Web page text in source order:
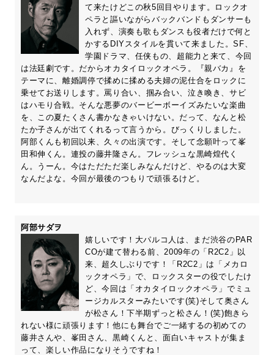
て来たけどこの秋5回目やります。ロックオ
ペラと謳いながらバックバンドもダンサーも
入れず、演奏も歌もダンスも役者だけで何と
かするDIYスタイルを貫いて来ました。SF、
学園ドラマ、任侠もの、超能力と来て、今回
は法廷劇です。だからオカタイロックオペラ。『親バカ』を
テーマに、離婚調停で揉めに揉める夫婦の泥仕合をロックに
乗せてお送りします。罵り合い、掴み合い、泣き喚き、サビ
はハモり合戦。そんな悪夢のバービーボーイズみたいな楽曲
を、この夏たくさん書かなきゃいけない。だって、なんと松
たか子さんが出てくれるって言うから。びっくりしました。
阿部くんも初回以来、久々の出演です。そして念願叶って峯
田和伸くん。連投の藤井隆さん。フレッシュな黒崎煌代く
ん。うーん。今はただただ楽しみなんだけど、やるのは大変
なんだよな。今回が最後のつもりで頑張るけど。
阿部サダヲ
嬉しいです！大パルコ人は、まだ渋谷のPAR
COが建て替わる前、2009年の「R2C2」以
来、超久しぶりです！「R2C2」は「メカロ
ックオペラ」で、ロックスターの役でしたけ
ど、今回は「オカタイロックオペラ」でミュ
ージカルスターみたいです(笑)そして奥さん
が松さん！下半期ずっと松さん！(笑)飽きら
れない様に頑張ります！他にも舞台でご一緒するの初めての
藤井さんや、峯田さん、黒崎くんと、面白いキャストが集ま
って、楽しい作品になりそうですね！